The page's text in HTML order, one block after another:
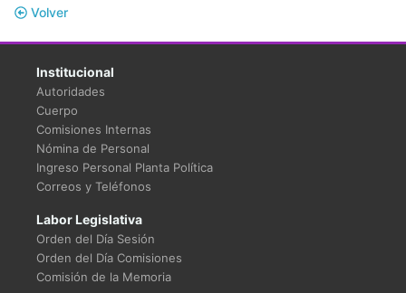
Volver
Institucional
Autoridades
Cuerpo
Comisiones Internas
Nómina de Personal
Ingreso Personal Planta Política
Correos y Teléfonos
Labor Legislativa
Orden del Día Sesión
Orden del Día Comisiones
Comisión de la Memoria